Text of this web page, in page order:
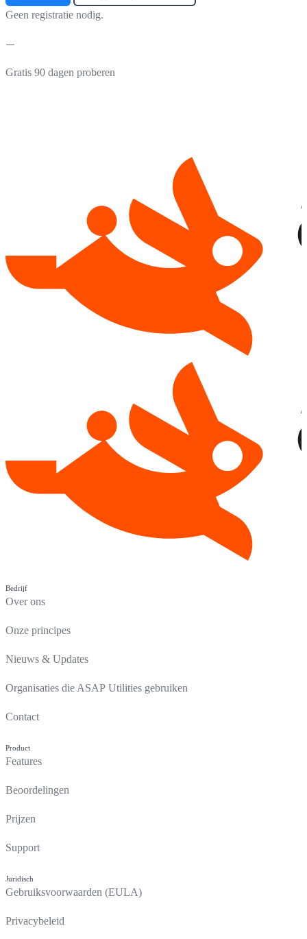
Geen registratie nodig.
Gratis 90 dagen proberen
Bedrijf
Over ons
Onze principes
Nieuws & Updates
Organisaties die ASAP Utilities gebruiken
Contact
Product
Features
Beoordelingen
Prijzen
Support
Juridisch
Gebruiksvoorwaarden (EULA)
Privacybeleid